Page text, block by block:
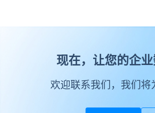
现在，让您的企
欢迎联系我们，我们将